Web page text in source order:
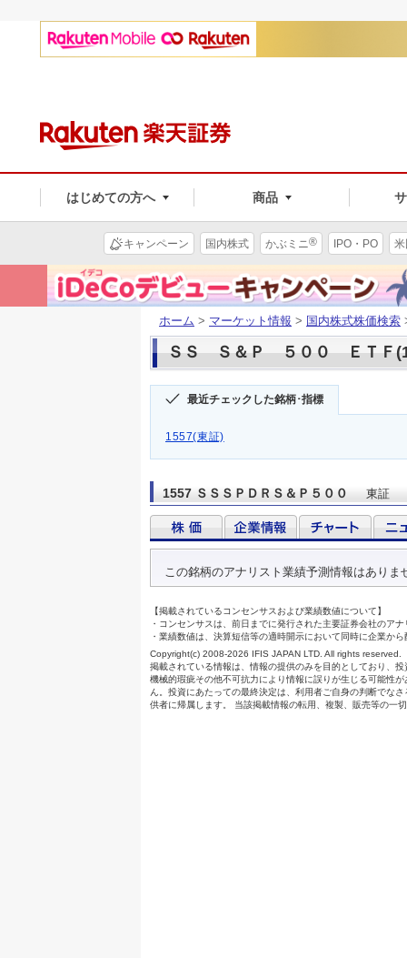
はじめての方へ 商品
キャンペーン 国内株式 かぶミニ® IPO・PO
ホーム > マーケット情報 > 国内株式株価検索
ＳＳ Ｓ＆Ｐ ５００ ＥＴＦ
最近チェックした銘柄･指標
1557(東証)
1557 ＳＳＳＰＤＲＳ＆Ｐ５００ 東証